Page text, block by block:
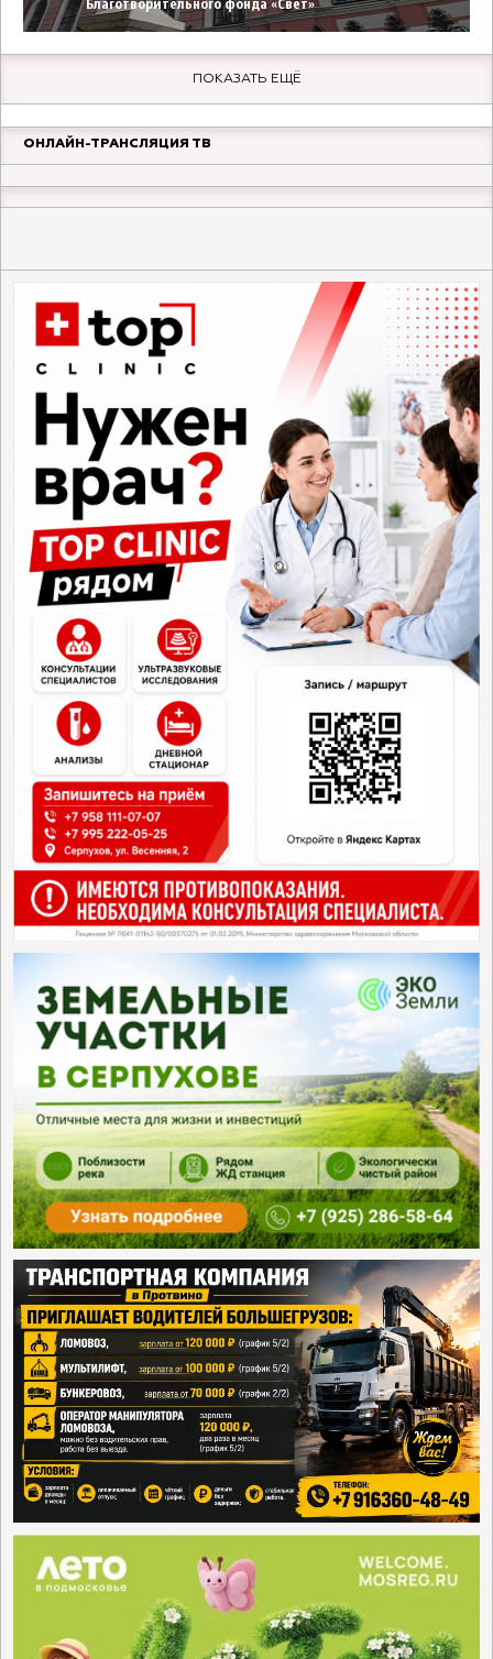
Благотворительного фонда «Свет»
ПОКАЗАТЬ ЕЩЁ
ОНЛАЙН-ТРАНСЛЯЦИЯ ТВ